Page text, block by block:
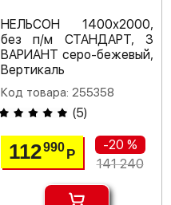
НЕЛЬСОН 1400х2000,
без п/м СТАНДАРТ, 3
ВАРИАНТ серо-бежевый,
Вертикаль
Код товара: 255358
(5)
112990 Р
-20 %
141 240